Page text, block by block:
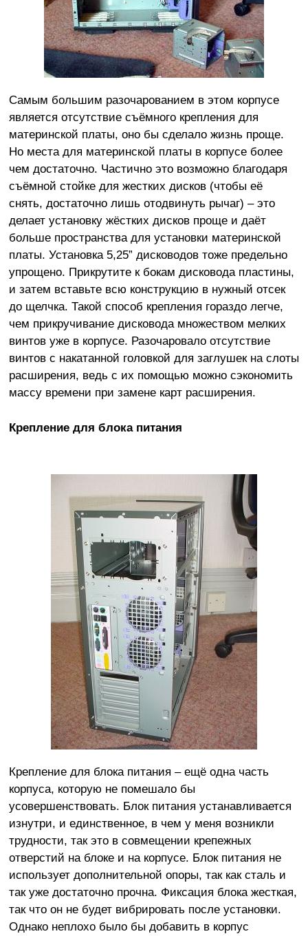
Самым большим разочарованием в этом корпусе
является отсутствие съёмного крепления для
материнской платы, оно бы сделало жизнь проще.
Но места для материнской платы в корпусе более
чем достаточно. Частично это возможно благодаря
съёмной стойке для жестких дисков (чтобы её
снять, достаточно лишь отодвинуть рычаг) – это
делает установку жёстких дисков проще и даёт
больше пространства для установки материнской
платы. Установка 5,25” дисководов тоже предельно
упрощено. Прикрутите к бокам дисковода пластины,
и затем вставьте всю конструкцию в нужный отсек
до щелчка. Такой способ крепления гораздо легче,
чем прикручивание дисковода множеством мелких
винтов уже в корпусе. Разочаровало отсутствие
винтов с накатанной головкой для заглушек на слоты
расширения, ведь с их помощью можно сэкономить
массу времени при замене карт расширения.
Крепление для блока питания
Крепление для блока питания – ещё одна часть
корпуса, которую не помешало бы
усовершенствовать. Блок питания устанавливается
изнутри, и единственное, в чем у меня возникли
трудности, так это в совмещении крепежных
отверстий на блоке и на корпусе. Блок питания не
использует дополнительной опоры, так как сталь и
так уже достаточно прочна. Фиксация блока жесткая,
так что он не будет вибрировать после установки.
Однако неплохо было бы добавить в корпус